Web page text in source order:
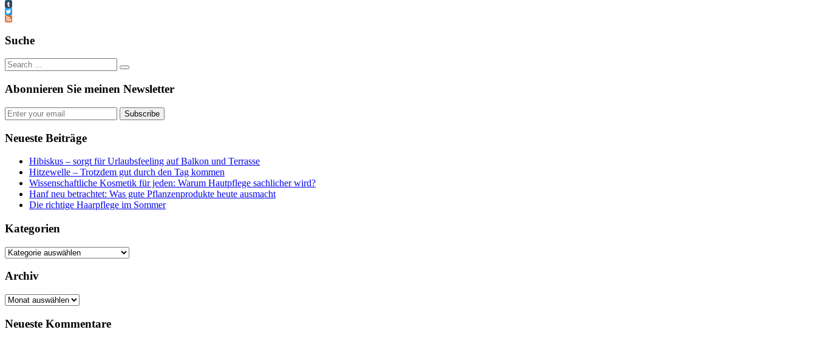
LinkedIn
Tumblr
Twitter
Feed
Suche
Abonnieren Sie meinen Newsletter
Subscribe
Neueste Beiträge
Hibiskus – sorgt für Urlaubsfeeling auf Balkon und Terrasse
Hitzewelle – Trotzdem gut durch den Tag kommen
Wissenschaftliche Kosmetik für jeden: Warum Hautpflege sachlicher wird?
Hanf neu betrachtet: Was gute Pflanzenprodukte heute ausmacht
Die richtige Haarpflege im Sommer
Kategorien
Kategorien
Archiv
Archiv
Neueste Kommentare